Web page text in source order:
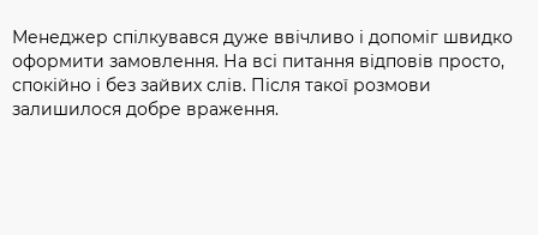
Менеджер спілкувався дуже ввічливо і допоміг швидко
оформити замовлення. На всі питання відповів просто,
спокійно і без зайвих слів. Після такої розмови
залишилося добре враження.